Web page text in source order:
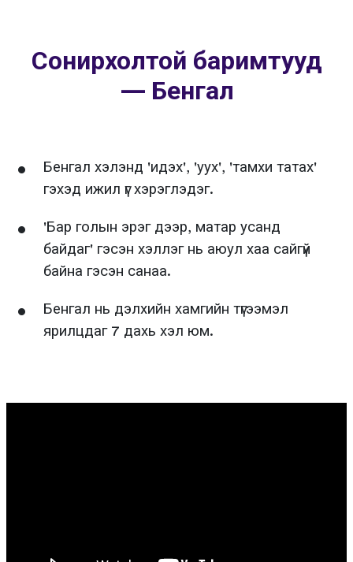
Сонирхолтой баримтууд
— Бенгал
Бенгал хэлэнд 'идэх', 'уух', 'тамхи татах'
гэхэд ижил үг хэрэглэдэг.
'Бар голын эрэг дээр, матар усанд
байдаг' гэсэн хэллэг нь аюул хаа сайгүй
байна гэсэн санаа.
Бенгал нь дэлхийн хамгийн түгээмэл
ярилцдаг 7 дахь хэл юм.